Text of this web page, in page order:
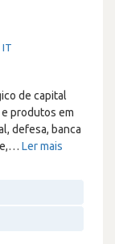
de capital
produtos em
defesa, banca
… Ler mais